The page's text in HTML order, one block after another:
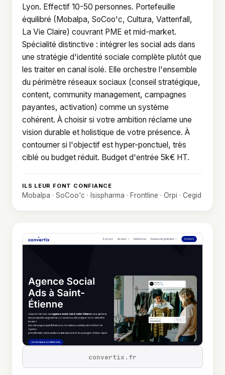
Lyon. Effectif 10-50 personnes. Portefeuille
équilibré (Mobalpa, SoCoo'c, Cultura, Vattenfall,
La Vie Claire) couvrant PME et mid-market.
Spécialité distinctive : intégrer les social ads dans
une stratégie d'identité sociale complète plutôt que
les traiter en canal isolé. Elle orchestre l'ensemble
du périmètre réseaux sociaux (conseil stratégique,
content, community management, campagnes
payantes, activation) comme un système
cohérent. À choisir si votre ambition réclame une
vision durable et holistique de votre présence. À
contourner si l'objectif est hyper-ponctuel, très
ciblé ou budget réduit. Budget d'entrée 5k€ HT.
ILS LEUR FONT CONFIANCE
Mobalpa · SoCoo'c · Isispharma · Frontline · Orpi · Cegid
convertix.fr